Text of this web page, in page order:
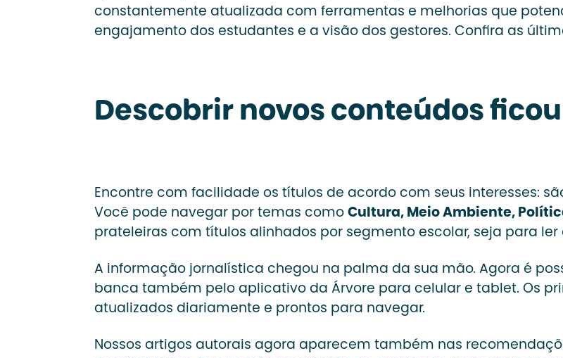
constantemente atualizada com ferramentas e melhorias que
engajamento dos estudantes e a visão dos gestores. Confira as
Descobrir novos conteúdos
Encontre com facilidade os títulos de acordo com seus interesses:
Você pode navegar por temas comoCultura, Meio Ambiente,
prateleiras com títulos alinhados por segmento escolar, seja para ler
A informação jornalística chegou na palma da sua mão. Agora é
banca também pelo aplicativo da Árvore para celular e tablet. Os
atualizados diariamente e prontos para navegar.
Nossos artigos autorais agora aparecem também nas